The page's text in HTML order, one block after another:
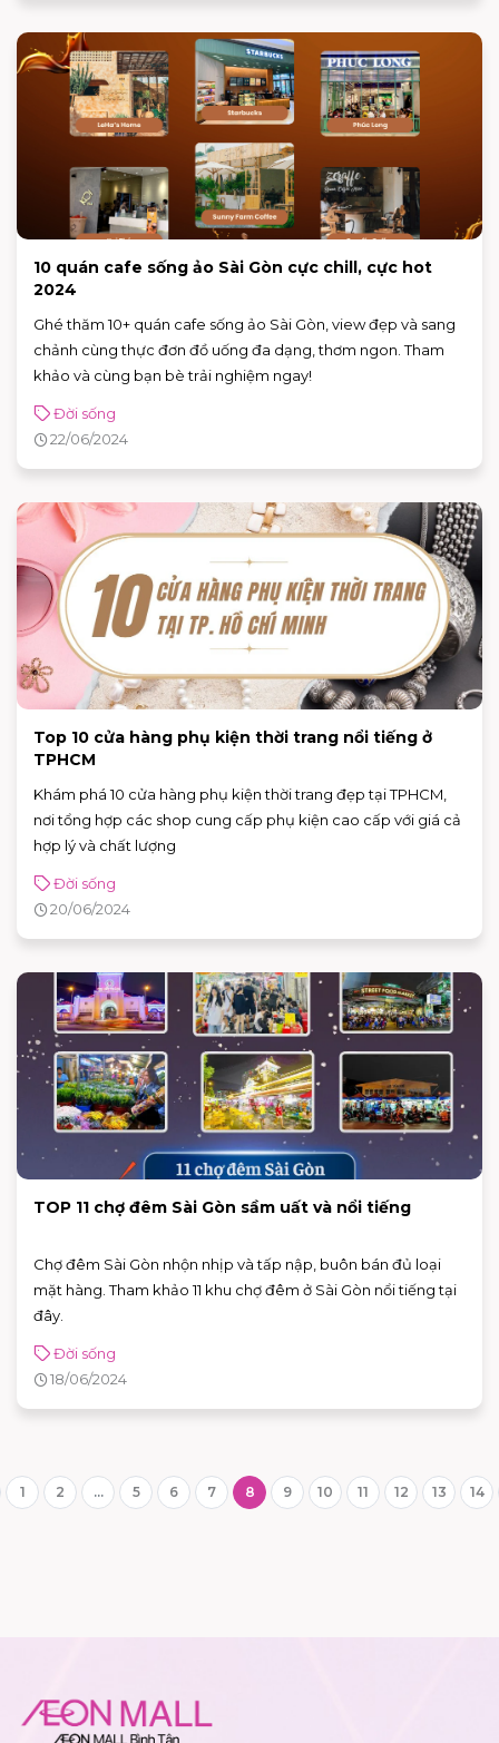
10 quán cafe sống ảo Sài Gòn cực chill, cực hot
2024
Ghé thăm 10+ quán cafe sống ảo Sài Gòn, view đẹp và sang
chảnh cùng thực đơn đồ uống đa dạng, thơm ngon. Tham
khảo và cùng bạn bè trải nghiệm ngay!
Đời sống
22/06/2024
Top 10 cửa hàng phụ kiện thời trang nổi tiếng ở
TPHCM
Khám phá 10 cửa hàng phụ kiện thời trang đẹp tại TPHCM,
nơi tổng hợp các shop cung cấp phụ kiện cao cấp với giá cả
hợp lý và chất lượng
Đời sống
20/06/2024
TOP 11 chợ đêm Sài Gòn sầm uất và nổi tiếng
Chợ đêm Sài Gòn nhộn nhịp và tấp nập, buôn bán đủ loại
mặt hàng. Tham khảo 11 khu chợ đêm ở Sài Gòn nổi tiếng tại
đây.
Đời sống
18/06/2024
1 2 ... 5 6 7 8 9 10 11 12 13 14